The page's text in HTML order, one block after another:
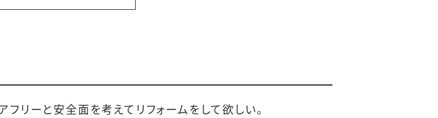
リーと安全面を考えてリフォームをして欲しい。